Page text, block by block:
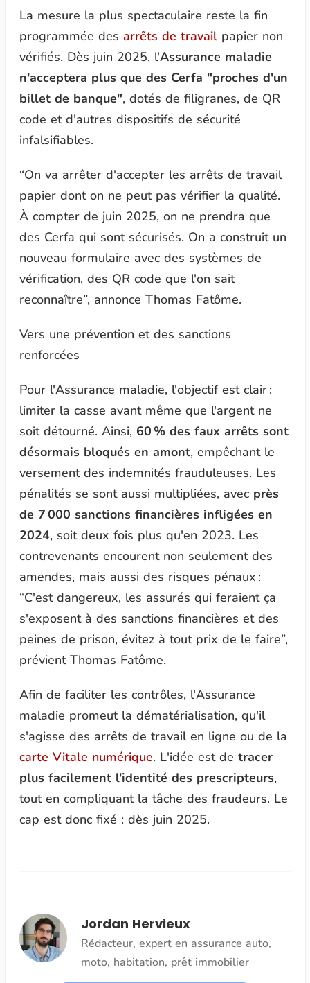
La mesure la plus spectaculaire reste la fin
programmée des arrêts de travailpapier non
vérifiés. Dès juin 2025, l'Assurance maladie
n'acceptera plus que des Cerfa "proches d'un
billet de banque", dotés de filigranes, de QR
code et d'autres dispositifs de sécurité
infalsifiables.
“On va arrêter d'accepter les arrêts de travail
papier dont on ne peut pas vérifier la qualité.
À compter de juin 2025, on ne prendra que
des Cerfa qui sont sécurisés. On a construit un
nouveau formulaire avec des systèmes de
vérification, des QR code que l'on sait
reconnaître”, annonce Thomas Fatôme.
Vers une prévention et des sanctions
renforcées
Pour l'Assurance maladie, l'objectif est clair :
limiter la casse avant même que l'argent ne
soit détourné. Ainsi, 60 % des faux arrêts sont
désormais bloqués en amont, empêchant le
versement des indemnités frauduleuses. Les
pénalités se sont aussi multipliées, avec près
de 7 000 sanctions financières infligées en
2024, soit deux fois plus qu'en 2023. Les
contrevenants encourent non seulement des
amendes, mais aussi des risques pénaux :
“C'est dangereux, les assurés qui feraient ça
s'exposent à des sanctions financières et des
peines de prison, évitez à tout prix de le faire”,
prévient Thomas Fatôme.
Afin de faciliter les contrôles, l'Assurance
maladie promeut la dématérialisation, qu'il
s'agisse des arrêts de travail en ligne ou de la
carte Vitale numérique. L'idée est de tracer
plus facilement l'identité des prescripteurs,
tout en compliquant la tâche des fraudeurs. Le
cap est donc fixé : dès juin 2025.
Jordan Hervieux
Rédacteur, expert en assurance auto,
moto, habitation, prêt immobilier